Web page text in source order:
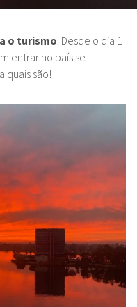
o turismo. Desde o dia 1
entrar no país se
quais são!